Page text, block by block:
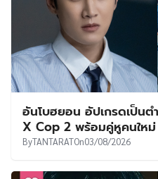
อันโบฮยอน อัปเกรดเป็นต
X Cop 2 พร้อมคู่หูคนให
ByTANTARATOn03/08/2026